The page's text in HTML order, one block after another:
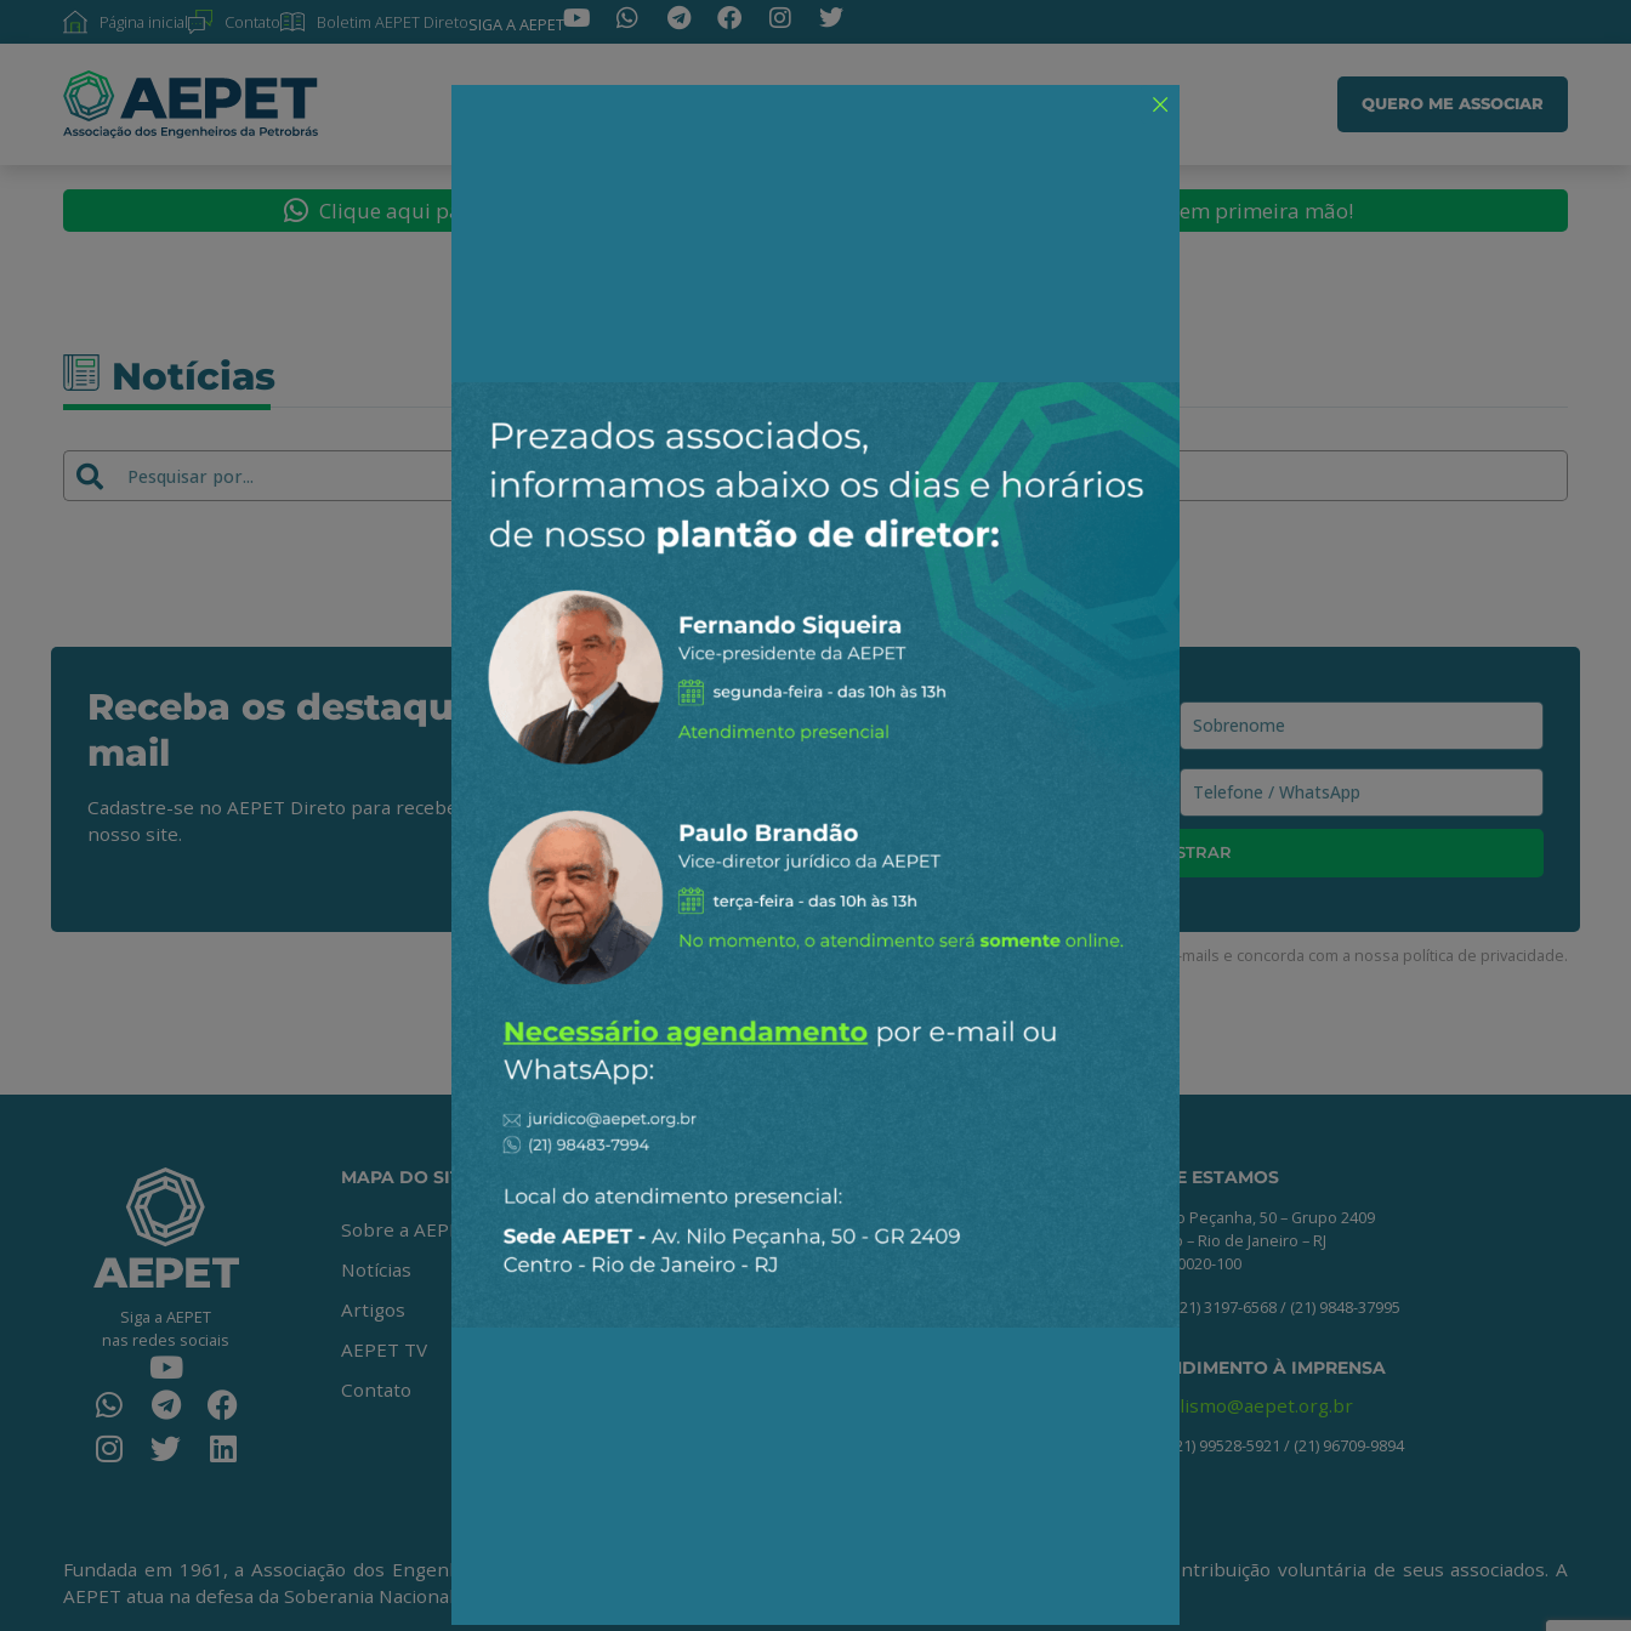
Página inicial Contato Boletim AEPET DiretoSIGA A AEPET
QUERO ME ASSOCIAR
Clique aqui para seguir o novo canal da AEPET no WhatsApp e receber nossos conteúdos em primeira mão!
Notícias
Nenhuma notícia encontrada.
Receba os destaques do dia por e-
mail
Cadastre-se no AEPET Direto para receber os principais conteúdos publicados em
nosso site.
Ao clicar em “Cadastrar” você aceita receber nossos e-mails e concorda com a nossa política de privacidade.
Siga a AEPET
nas redes sociais
MAPA DO SITE
Sobre a AEPET
Notícias
Artigos
AEPET TV
Contato
Clique no botão abaixo para enviar as
ONDE ESTAMOS
Av. Nilo Peçanha, 50 – Grupo 2409
Centro – Rio de Janeiro – RJ
CEP: 20020-100
(21) 3197-6568 / (21) 9848-37995
ATENDIMENTO À IMPRENSA
jornalismo@aepet.org.br
(21) 99528-5921 / (21) 96709-9894
Fundada em 1961, a Associação dos Engenheiros da Petrobrás (AEPET) é uma sociedade sem fins lucrativos, que vive da contribuição voluntária de seus associados. A
AEPET atua na defesa da Soberania Nacional, da Petrobrás e de seu Corpo Técnico.